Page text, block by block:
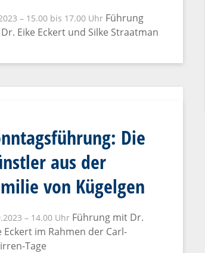
– 15.00 bis 17.00 Uhr Führung
Eike Eckert und Silke Straatman
Die
aus der
von Kügelgen
– 14.00 Uhr Führung mit Dr.
Eckert im Rahmen der Carl-
Tage